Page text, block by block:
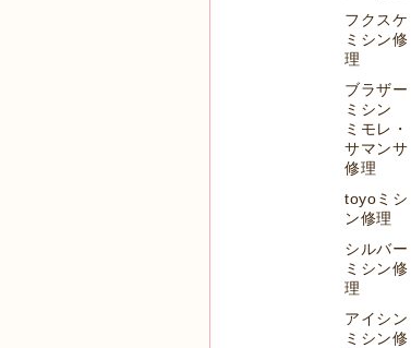
フクスケ
ミシン修
理
ブラザー
ミシン
ミモレ・
サマンサ
修理
toyoミシ
ン修理
シルバー
ミシン修
理
アイシン
ミシン修